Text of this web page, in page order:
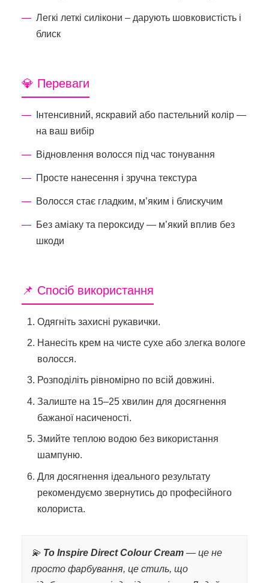
Легкі леткі силікони – дарують шовковистість і
блиск
💎 Переваги
Інтенсивний, яскравий або пастельний колір —
на ваш вибір
Відновлення волосся під час тонування
Просте нанесення і зручна текстура
Волосся стає гладким, м’яким і блискучим
Без аміаку та пероксиду — м’який вплив без
шкоди
📌 Спосіб використання
Одягніть захисні рукавички.
Нанесіть крем на чисте сухе або злегка вологе
волосся.
Розподіліть рівномірно по всій довжині.
Залиште на 15–25 хвилин для досягнення
бажаної насиченості.
Змийте теплою водою без використання
шампуню.
Для досягнення ідеального результату
рекомендуємо звернутись до професійного
колориста.
💫 To Inspire Direct Colour Cream — це не
просто фарбування, це стиль, що